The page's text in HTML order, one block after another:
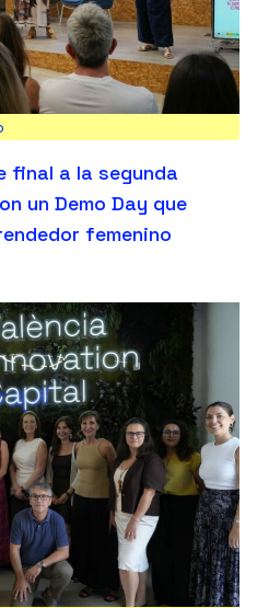
final a la segunda
un Demo Day que
femenino